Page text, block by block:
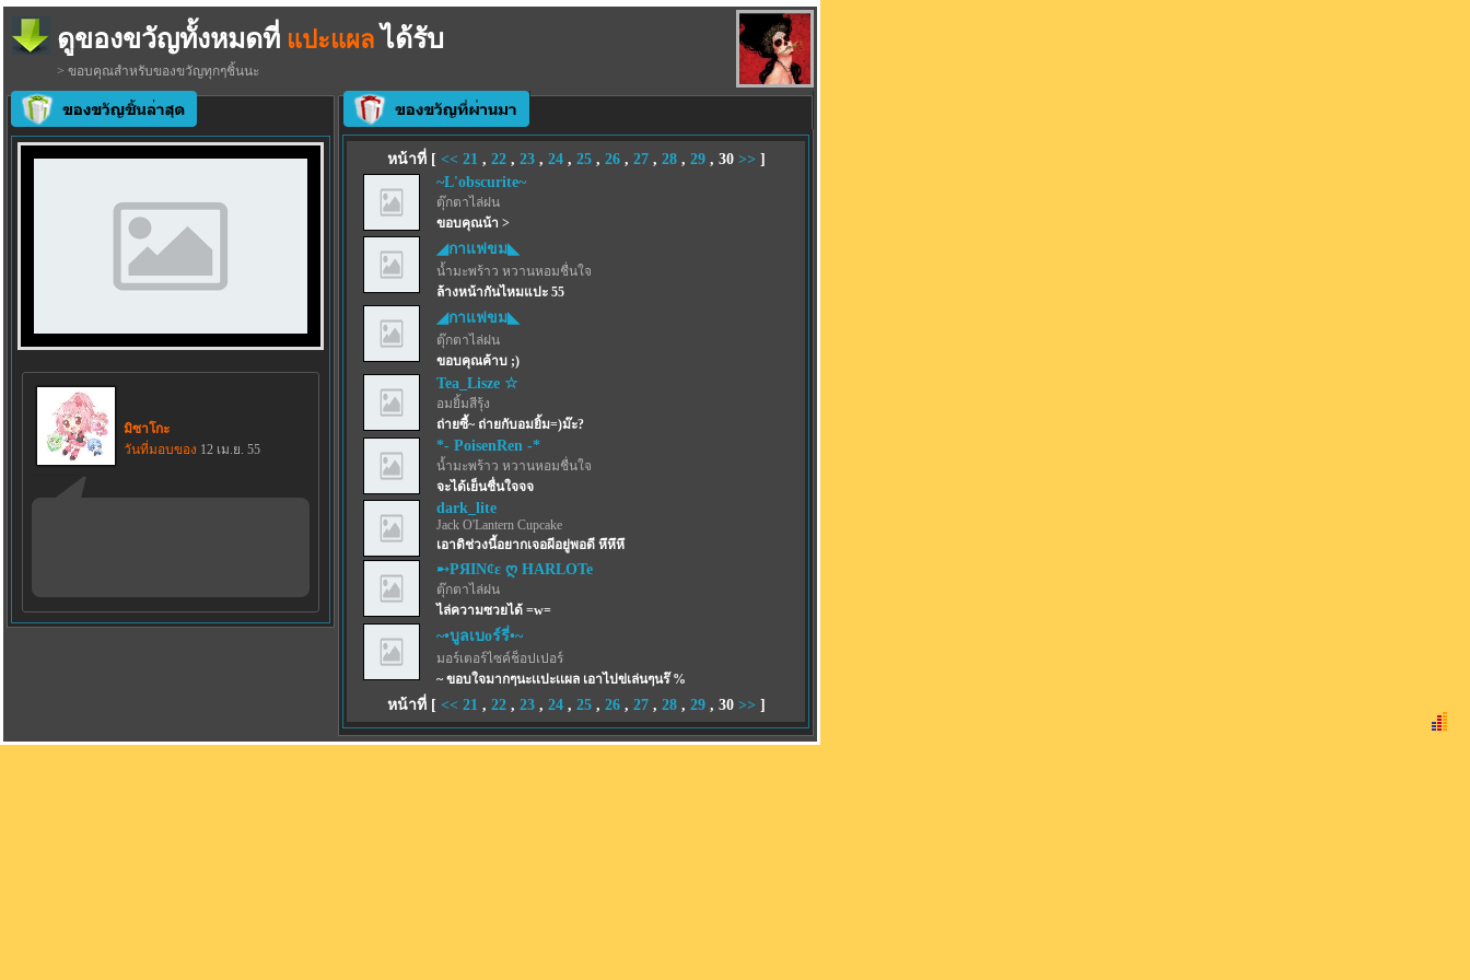
ดูของขวัญทั้งหมดที่ แปะแผล ได้รับ
> ขอบคุณสำหรับของขวัญทุกๆชิ้นนะ
มิซาโกะ
วันที่มอบของ 12 เม.ย. 55
หน้าที่ [ << 21 , 22, 23, 24, 25, 26, 27, 28, 29, 30 >> ]
~L'obscurite~
ตุ๊กตาไล่ฝน
ขอบคุณน้า >
◢กาแฟขม◣
น้ำมะพร้าว หวานหอมชื่นใจ
ล้างหน้ากันไหมแปะ 55
◢กาแฟขม◣
ตุ๊กตาไล่ฝน
ขอบคุณค้าบ ;)
Tea_Lisze ☆
อมยิ้มสีรุ้ง
ถ่ายซี้~ ถ่ายกับอมยิ้ม=)ม๊ะ?
*- PoisenRen -*
น้ำมะพร้าว หวานหอมชื่นใจ
จะได้เย็นชื่นใจจจ
dark_lite
Jack O'Lantern Cupcake
เอาดิช่วงนี้อยากเจอผีอยู่พอดี หึหึหึ
➸PЯIN¢ε ღ HARLOTe
ตุ๊กตาไล่ฝน
ไล่ความซวยได้ =w=
~•บูลเบoร์รี่•~
มอร์เตอร์ไซค์ช็อปเปอร์
~ ขอบใจมากๆนะเเปะเเผล เอาไปข่เล่นๆนร๊ %
หน้าที่ [ << 21 , 22, 23, 24, 25, 26, 27, 28, 29, 30 >> ]